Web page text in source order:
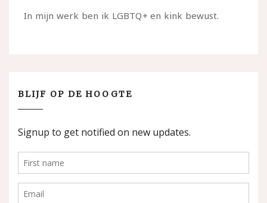
In mijn werk ben ik LGBTQ+ en kink bewust.
BLIJF OP DE HOOGTE